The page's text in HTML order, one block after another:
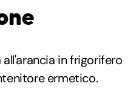
in frigorifero
ermetico.